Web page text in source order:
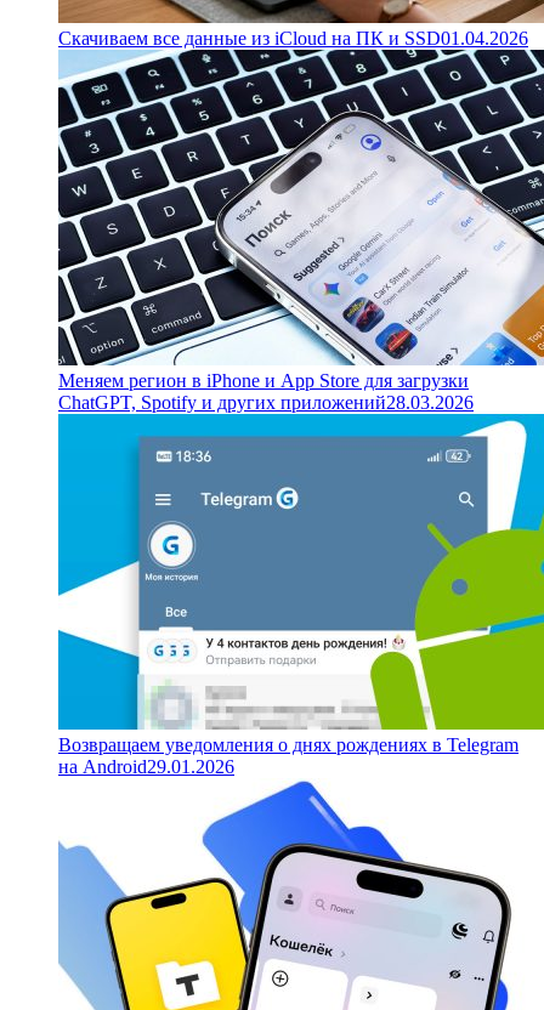
Скачиваем все данные из iCloud на ПК и SSD01.04.2026
Меняем регион в iPhone и App Store для загрузки
ChatGPT, Spotify и других приложений28.03.2026
Возвращаем уведомления о днях рождениях в Telegram
на Android29.01.2026